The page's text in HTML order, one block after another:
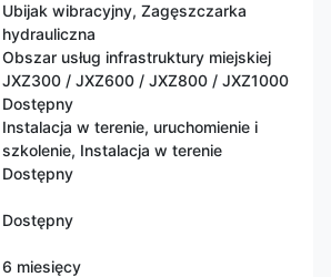
Ubijak wibracyjny, Zagęszczarka
hydrauliczna
Obszar usług infrastruktury miejskiej
JXZ300 / JXZ600 / JXZ800 / JXZ1000
Dostępny
Instalacja w terenie, uruchomienie i
szkolenie, Instalacja w terenie
Dostępny
Dostępny
6 miesięcy